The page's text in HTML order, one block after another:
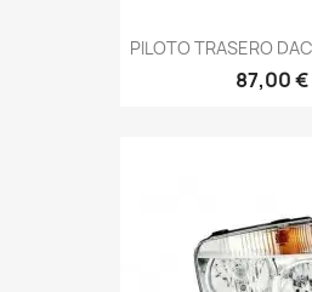
PILOTO TRASERO
87,00 €